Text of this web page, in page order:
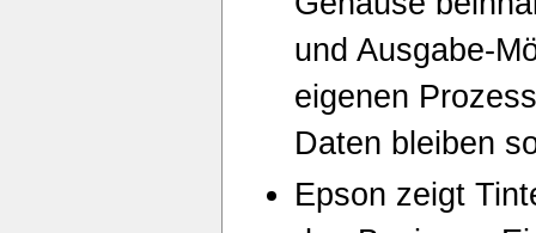
und Ausgabe-
eigenen
Daten bleiben
Epson zeigt